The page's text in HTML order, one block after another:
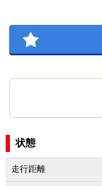
状態
走行距離